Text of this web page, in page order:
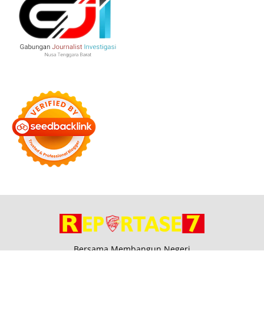
Bersama Membangun Negeri